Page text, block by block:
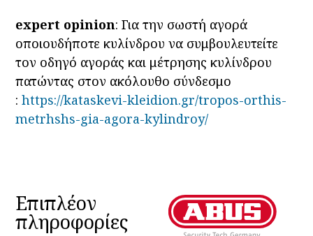
expert opinion: Για την σωστή αγορά
οποιουδήποτε κυλίνδρου να συμβουλευτείτε
τον οδηγό αγοράς και μέτρησης κυλίνδρου
πατώντας στον ακόλουθο σύνδεσμο
:https://kataskevi-kleidion.gr/tropos-orthis-
metrhshs-gia-agora-kylindroy/
Επιπλέον
πληροφορίες